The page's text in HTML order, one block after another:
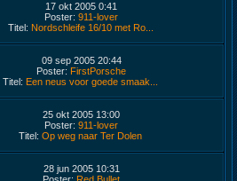
17 okt 2005 0:41
Poster: 911-lover
Titel: Nordschleife 16/10 met Ro...
09 sep 2005 20:44
Poster: FirstPorsche
Titel: Een neus voor goede smaak...
25 okt 2005 13:00
Poster: 911-lover
Titel: Op weg naar Ter Dolen
28 jun 2005 10:31